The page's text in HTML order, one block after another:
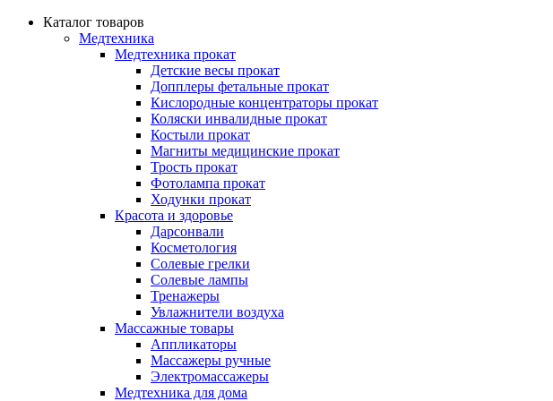
Каталог товаров
Медтехника
Медтехника прокат
Детские весы прокат
Допплеры фетальные прокат
Кислородные концентраторы прокат
Коляски инвалидные прокат
Костыли прокат
Магниты медицинские прокат
Трость прокат
Фотолампа прокат
Ходунки прокат
Красота и здоровье
Дарсонвали
Косметология
Солевые грелки
Солевые лампы
Тренажеры
Увлажнители воздуха
Массажные товары
Аппликаторы
Массажеры ручные
Электромассажеры
Медтехника для дома